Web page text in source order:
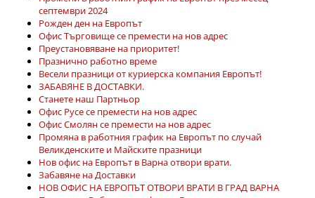
септември 2024
Рожден ден на Европът
Офис Търговище се премести на нов адрес
Преустановяване на приоритет!
Празнично работно време
Весели празници от куриерска компания Европът!
ЗАБАВЯНЕ В ДОСТАВКИ.
Станете наш Партньор
Офис Русе се премести на нов адрес
Офис Смолян се премести на нов адрес
Промяна в работния график на Европът по случай
Великденските и Майските празници
Нов офис на Европът в Варна отвори врати.
Забавяне на Доставки
НОВ ОФИС НА ЕВРОПЪТ ОТВОРИ ВРАТИ В ГРАД ВАРНА